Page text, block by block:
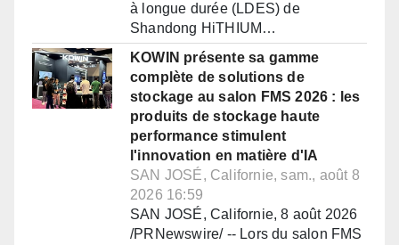
à longue durée (LDES) de
Shandong HiTHIUM…
KOWIN présente sa gamme
complète de solutions de
stockage au salon FMS 2026 : les
produits de stockage haute
performance stimulent
l'innovation en matière d'IA
SAN JOSÉ, Californie, sam., août 8
2026 16:59
SAN JOSÉ, Californie, 8 août 2026
/PRNewswire/ -- Lors du salon FMS